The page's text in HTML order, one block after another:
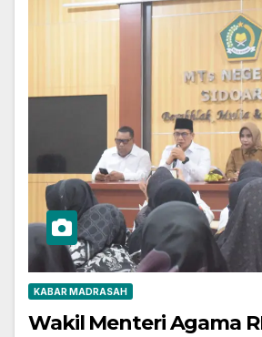
KABAR MADRASAH
Wakil Menteri Agama